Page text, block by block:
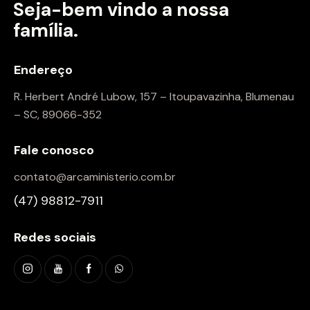
Seja-bem vindo a nossa
família.
Endereço
R. Herbert André Lubow, 157 – Itoupavazinha, Blumenau
– SC, 89066-352
Fale conosco
contato@arcaministerio.com.br
(47) 98812-7911
Redes sociais